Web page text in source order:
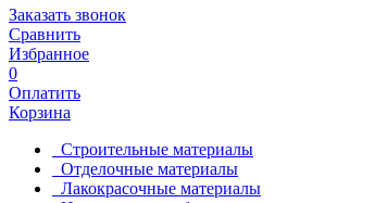
Заказать звонок
Сравнить
Избранное
0
Оплатить
Корзина
Строительные материалы
Отделочные материалы
Лакокрасочные материалы